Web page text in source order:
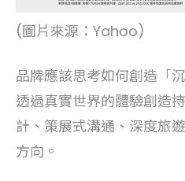
(圖片來源：Yahoo)
品牌應該思考如何創造「
透過真實世界的體驗創造
計、策展式溝通、深度旅
方向。